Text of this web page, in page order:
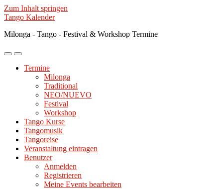
Zum Inhalt springen
Tango Kalender
Milonga - Tango - Festival & Workshop Termine
Mobile-
ein-/ausblenden
Suchfeld
ein-/ausblenden
Termine
Milonga
Traditional
NEO/NUEVO
Festival
Workshop
Tango Kurse
Tangomusik
Tangoreise
Veranstaltung eintragen
Benutzer
Anmelden
Registrieren
Meine Events bearbeiten